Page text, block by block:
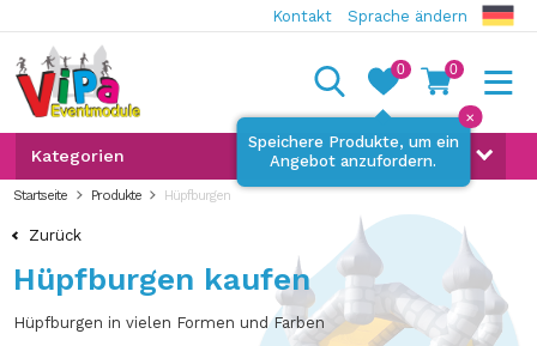
Kontakt Sprache ändern
0
Speichere Produkte, um ein
Angebot anzufordern.
✕
0
Kategorien
Startseite Produkte Hüpfburgen
Zurück
Hüpfburgen kaufen
Hüpfburgen in vielen Formen und Farben